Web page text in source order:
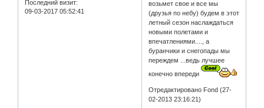
Последний визит:
09-03-2017 05:52:41
возьмет свое и все мы
(друзья по небу) будем в этот
летный сезон наслаждаться
новыми полетами и
впечатлениями...., а
буранчики и снегопады мы
переждем ...ведь лучшее
конечно впереди
Отредактировано Fond (27-
02-2013 23:16:21)